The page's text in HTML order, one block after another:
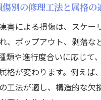
別の修理工法と属格の
害による損傷は、スケー
、ポップアウト、剥落な
類や進行度合いに応じて
格が変わります。例えば
工法が適し、構造的な欠